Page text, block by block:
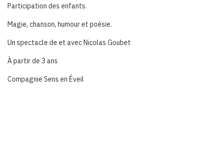
Participation des enfants.
Magie, chanson, humour et poésie.
Un spectacle de et avec Nicolas Goubet
À partir de 3 ans
Compagnie Sens en Éveil